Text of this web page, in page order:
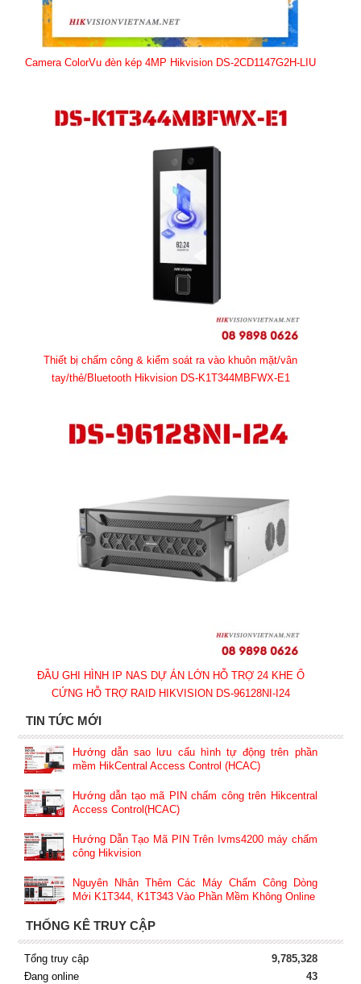
Camera ColorVu đèn kép 4MP Hikvision DS-2CD1147G2H-LIU
Thiết bị chấm công & kiểm soát ra vào khuôn mặt/vân
tay/thẻ/Bluetooth Hikvision DS-K1T344MBFWX-E1
ĐẦU GHI HÌNH IP NAS DỰ ÁN LỚN HỖ TRỢ 24 KHE Ổ
CỨNG HỖ TRỢ RAID HIKVISION DS-96128NI-I24
TIN TỨC MỚI
Hướng dẫn sao lưu cấu hình tự động trên phần
mềm HikCentral Access Control (HCAC)
Hướng dẫn tạo mã PIN chấm công trên Hikcentral
Access Control(HCAC)
Hướng Dẫn Tạo Mã PIN Trên Ivms4200 máy chấm
công Hikvision
Nguyên Nhân Thêm Các Máy Chấm Công Dòng
Mới K1T344, K1T343 Vào Phần Mềm Không Online
THỐNG KÊ TRUY CẬP
Tổng truy cập
9,785,328
Đang online
43